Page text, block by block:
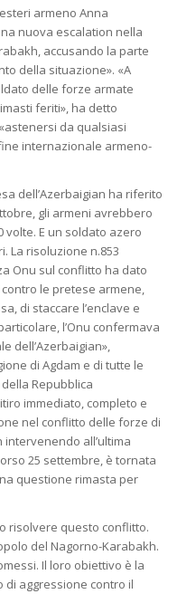
armeno Anna
nuova escalation nella
accusando la parte
della situazione». «A
delle forze armate
feriti», ha detto
da qualsiasi
internazionale armeno-
dell’Azerbaigian ha riferito
gli armeni avrebbero
volte. E un soldato azero
La risoluzione n.853
Onu sul conflitto ha dato
le pretese armene,
di staccare l’enclave e
l’Onu confermava
dell’Azerbaigian»,
di Agdam e di tutte le
Repubblica
immediato, completo e
nel conflitto delle forze di
all’ultima
25 settembre, è tornata
questione rimasta per
risolvere questo conflitto.
del Nagorno-Karabakh.
Il loro obiettivo è la
aggressione contro il